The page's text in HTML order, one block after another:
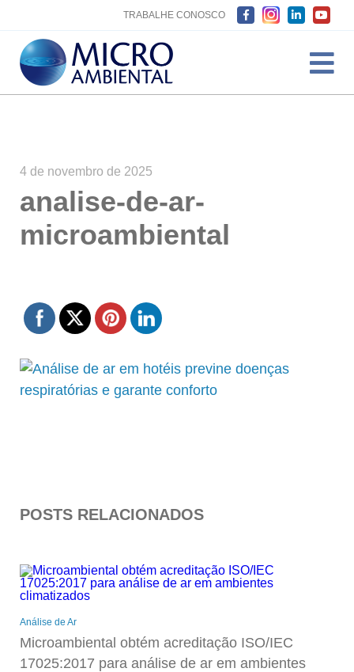
TRABALHE CONOSCO
4 de novembro de 2025
analise-de-ar-
microambiental
POSTS RELACIONADOS
Análise de Ar
Microambiental obtém acreditação ISO/IEC
17025:2017 para análise de ar em ambientes